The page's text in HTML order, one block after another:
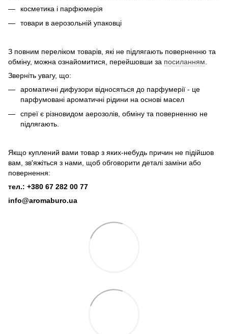
косметика і парфюмерія
товари в аерозольній упаковці
З повним переліком товарів, які не підлягають поверненню та
обміну, можна ознайомитися, перейшовши за посиланням
Зверніть увагу, що:
ароматичні дифузори відносяться до парфумерії - це
парфумовані ароматичні рідини на основі масел
спреї є різновидом аерозолів, обміну та поверненню не
підлягають.
Якщо куплений вами товар з яких-небудь причин не підійшов
вам, зв'яжіться з нами, щоб обговорити деталі заміни або
повернення:
тел.: +380 67 282 00 77
info@aromaburo.ua